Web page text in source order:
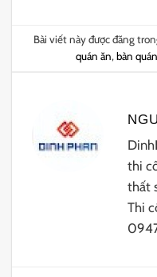
Bài viết này được đăng
quán ăn, bàn
thi
thất
Thi